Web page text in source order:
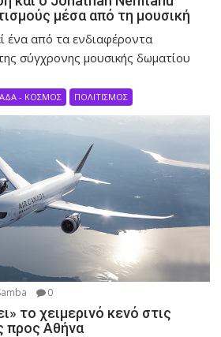
μέσα από τη μουσική
ένα από τα ενδιαφέροντα
σύγχρονης μουσικής δωματίου
- ΚΟΣΜΟΣ ΠΟΛΙΤΙΣΜΟΣ
0
το χειμερινό κενό στις
προς Αθήνα